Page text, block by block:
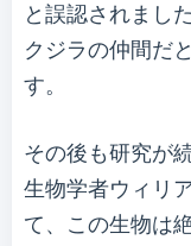
と誤認されまし
クジラの仲間だ
す。
その後も研究が
生物学者ウィリ
て、この生物は